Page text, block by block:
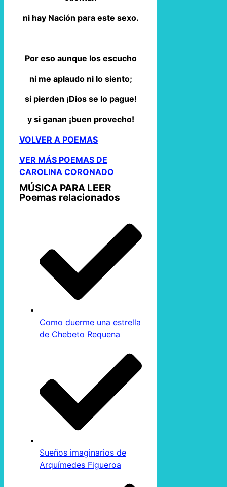
ni hay Nación para este sexo.
Por eso aunque los escucho
ni me aplaudo ni lo siento;
si pierden ¡Dios se lo pague!
y si ganan ¡buen provecho!
VOLVER A POEMAS
VER MÁS POEMAS DE
CAROLINA CORONADO
MÚSICA PARA LEER
Poemas relacionados
Como duerme una estrella
de Chebeto Requena
Sueños imaginarios de
Arquímedes Figueroa